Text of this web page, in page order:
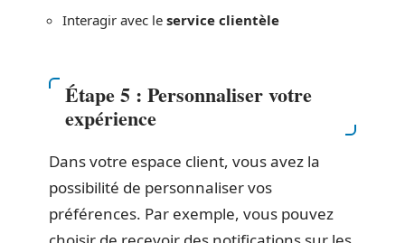
Interagir avec le service clientèle
Étape 5 : Personnaliser votre
expérience
Dans votre espace client, vous avez la
possibilité de personnaliser vos
préférences. Par exemple, vous pouvez